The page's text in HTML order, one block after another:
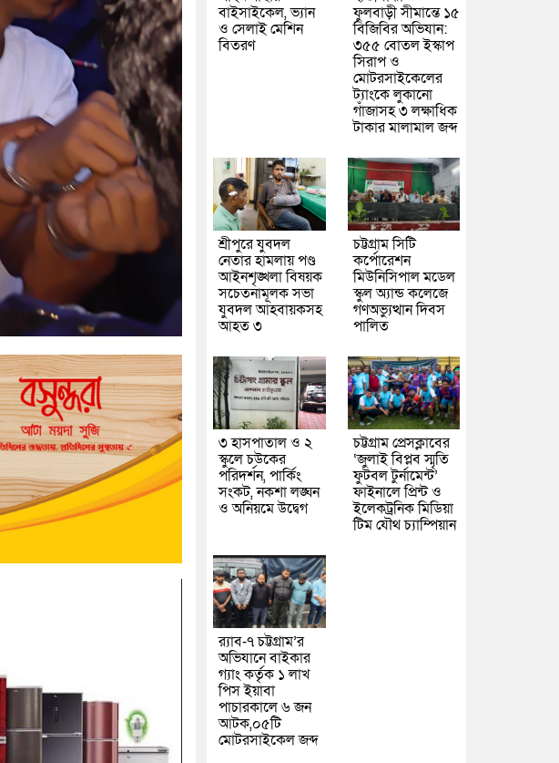
বাইসাইকেল, ভ্যান
ও সেলাই মেশিন
বিতরণ
ফুলবাড়ী সীমান্তে ১৫
বিজিবির অভিযান:
৩৫৫ বোতল ইস্কাপ
সিরাপ ও
মোটরসাইকেলের
ট্যাংকে লুকানো
গাঁজাসহ ৩ লক্ষাধিক
টাকার মালামাল জব্দ
শ্রীপুরে যুবদল
নেতার হামলায় পণ্ড
আইনশৃঙ্খলা বিষয়ক
সচেতনামূলক সভা
যুবদল আহবায়কসহ
আহত ৩
চট্টগ্রাম সিটি
কর্পোরেশন
মিউনিসিপাল মডেল
স্কুল অ্যান্ড কলেজে
গণঅভ্যুত্থান দিবস
পালিত
৩ হাসপাতাল ও ২
স্কুলে চউকের
পরিদর্শন, পার্কিং
সংকট, নকশা লঙ্ঘন
ও অনিয়মে উদ্বেগ
চট্টগ্রাম প্রেসক্লাবের
‘জুলাই বিপ্লব স্মৃতি
ফুটবল টুর্নামেন্ট’
ফাইনালে প্রিন্ট ও
ইলেকট্রনিক মিডিয়া
টিম যৌথ চ্যাম্পিয়ান
র‌্যাব-৭ চট্টগ্রাম’র
অভিযানে বাইকার
গ্যাং কর্তৃক ১ লাখ
পিস ইয়াবা
পাচারকালে ৬ জন
আটক,০৫টি
মোটরসাইকেল জব্দ